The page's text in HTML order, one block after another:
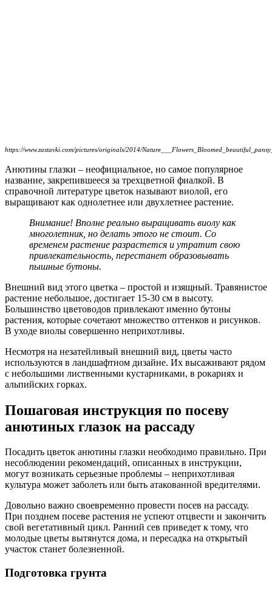
https://www.zastavki.com/pictures/originals/2014/
Анютины глазки – неофициальное, но самое популярное
название, закрепившееся за трехцветной фиалкой. В
справочной литературе цветок называют виолой, его
выращивают как однолетнее или двухлетнее растение.
Внимание! Вполне реально выращивать виолу как
многолетник, но делать этого не стоит. Со
временем растение разрастется и утратит свою
привлекательность, перестанет образовывать
пышные бутоны.
Внешний вид этого цветка – простой и изящный. Травянистое
растение небольшое, достигает 15-30 см в высоту.
Большинство цветоводов привлекают именно бутоны
растения, которые сочетают множество оттенков и рисунков.
В уходе виолы совершенно неприхотливы.
Несмотря на незатейливый внешний вид, цветы часто
используются в ландшафтном дизайне. Их высаживают рядом
с небольшими лиственными кустарниками, в рокариях и
альпийских горках.
Пошаговая инструкция по посеву
анютиных глазок на рассаду
Посадить цветок анютины глазки необходимо правильно. При
несоблюдении рекомендаций, описанных в инструкции,
могут возникать серьезные проблемы – неприхотливая
культура может заболеть или быть атакованной вредителями.
Довольно важно своевременно провести посев на рассаду.
При позднем посеве растения не успеют отцвести и закончить
свой вегетативный цикл. Ранний сев приведет к тому, что
молодые цветы вытянутся дома, и пересадка на открытый
участок станет болезненной.
Подготовка грунта